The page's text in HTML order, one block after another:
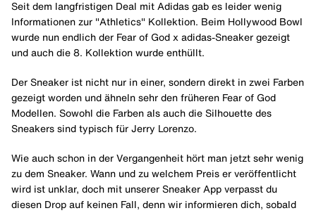
Seit dem langfristigen Deal mit Adidas gab es leider wenig
Informationen zur "Athletics" Kollektion. Beim Hollywood Bowl
wurde nun endlich der Fear of God x adidas-Sneaker gezeigt
und auch die 8. Kollektion wurde enthüllt.
Der Sneaker ist nicht nur in einer, sondern direkt in zwei Farben
gezeigt worden und ähneln sehr den früheren Fear of God
Modellen. Sowohl die Farben als auch die Silhouette des
Sneakers sind typisch für Jerry Lorenzo.
Wie auch schon in der Vergangenheit hört man jetzt sehr wenig
zu dem Sneaker. Wann und zu welchem Preis er veröffentlicht
wird ist unklar, doch mit unserer Sneaker App verpasst du
diesen Drop auf keinen Fall, denn wir informieren dich, sobald